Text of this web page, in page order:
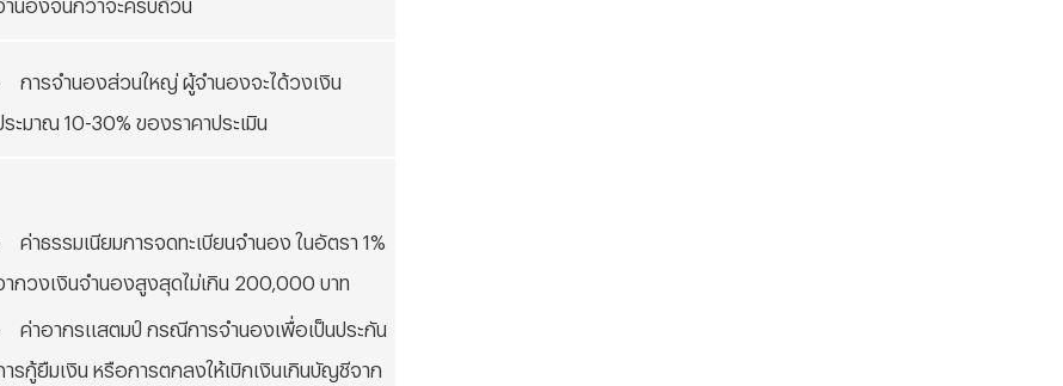
การจำนองส่วนใหญ่ ผู้จำนองจะได้วงเงิน
ระมาณ 10-30% ของราคาประเมิน
ค่าธรรมเนียมการจดทะเบียนจำนอง ในอัตรา 1%
ากวงเงินจำนองสูงสุดไม่เกิน 200,000 บาท
ค่าอากรแสตมป์ กรณีการจำนองเพื่อเป็นประกัน
ารกู้ยืมเงิน หรือการตกลงให้เบิกเงินเกินบัญชีจาก